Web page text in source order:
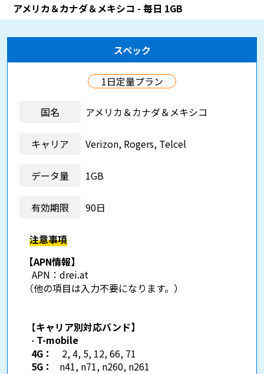
アメリカ＆カナダ＆メキシコ - 毎日 1GB
スペック
1日定量プラン
国名 アメリカ＆カナダ＆メキシコ
キャリア Verizon, Rogers, Telcel
データ量 1GB
有効期限 90日
注意事項
【APN情報】
APN： drei.at
（他の項目は入力不要になります。）
【キャリア別対応バンド】
・ T-mobile
4G： 2, 4, 5, 12, 66, 71
5G：
n41, n71, n260, n261